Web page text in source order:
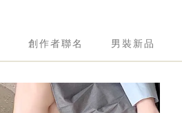
創作者聯名 男裝新品